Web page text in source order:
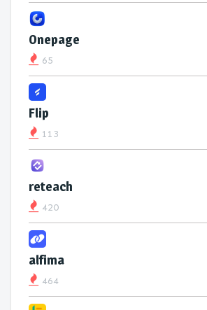
Onepage
65
Flip
113
reteach
420
alfima
464